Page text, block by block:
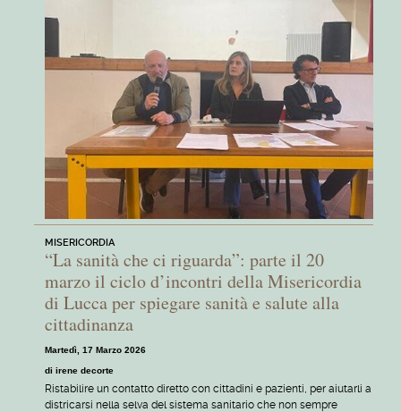
MISERICORDIA
“La sanità che ci riguarda”: parte il 20
marzo il ciclo d’incontri della Misericordia
di Lucca per spiegare sanità e salute alla
cittadinanza
Martedì, 17 Marzo 2026
di irene decorte
Ristabilire un contatto diretto con cittadini e pazienti, per aiutarli a
districarsi nella selva del sistema sanitario che non sempre